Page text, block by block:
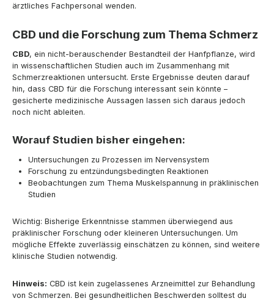
ärztliches Fachpersonal wenden.
CBD und die Forschung zum Thema Schmerz
CBD, ein nicht-berauschender Bestandteil der Hanfpflanze, wird
in wissenschaftlichen Studien auch im Zusammenhang mit
Schmerzreaktionen untersucht. Erste Ergebnisse deuten darauf
hin, dass CBD für die Forschung interessant sein könnte –
gesicherte medizinische Aussagen lassen sich daraus jedoch
noch nicht ableiten.
Worauf Studien bisher eingehen:
Untersuchungen zu Prozessen im Nervensystem
Forschung zu entzündungsbedingten Reaktionen
Beobachtungen zum Thema Muskelspannung in präklinischen
Studien
Wichtig: Bisherige Erkenntnisse stammen überwiegend aus
präklinischer Forschung oder kleineren Untersuchungen. Um
mögliche Effekte zuverlässig einschätzen zu können, sind weitere
klinische Studien notwendig.
Hinweis: CBD ist kein zugelassenes Arzneimittel zur Behandlung
von Schmerzen. Bei gesundheitlichen Beschwerden solltest du